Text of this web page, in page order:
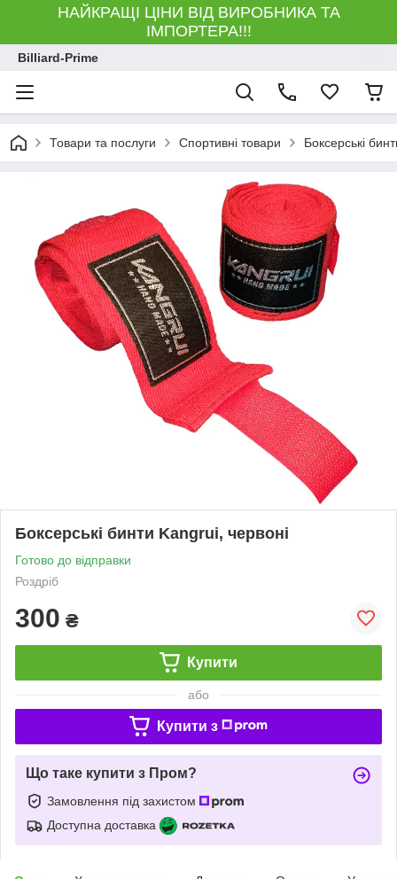
НАЙКРАЩІ ЦІНИ ВІД ВИРОБНИКА ТА
ІМПОРТЕРА!!!
Billiard-Prime
Товари та послуги Спортивні товари Боксерські
Боксерські бинти Kangrui, червоні
Готово до відправки
Роздріб
300 ₴
Купити
або
Купити з
Що таке купити з Пром?
Замовлення під захистом
Доступна доставка